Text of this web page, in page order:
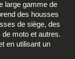
large gamme de
des housses
de siège, des
moto et autres.
en utilisant un